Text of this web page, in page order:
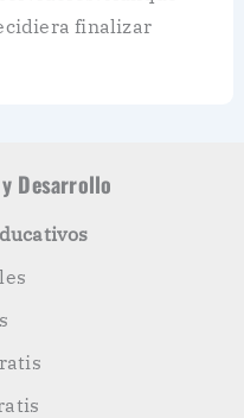
finalizar
Desarrollo